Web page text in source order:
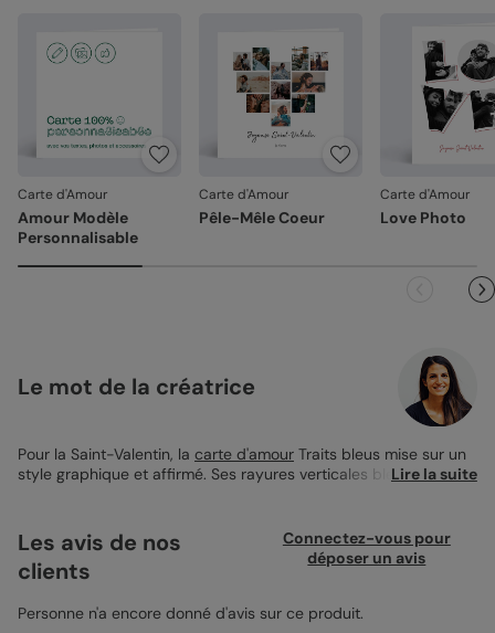
Carte d'Amour
Amour Modèle
Personnalisable
Carte d'Amour
Pêle-Mêle Coeur
Carte d'Amour
Love Photo
Le mot de la créatrice
Pour la Saint-Valentin, la carte d'amour Traits bleus mise sur un
style graphique et affirmé. Ses rayures verticales bleu marine
coins arrondis ajoute une touche douce et contemporaine.
Imprimée sur papier satiné pelliculé, elle valorise les contrastes
et la luminosité des photos. Une carte à personnaliser à votre
Lire la suite
Les avis de nos
clients
Connectez-vous pour
déposer un avis
Personne n'a encore donné d'avis sur ce produit.